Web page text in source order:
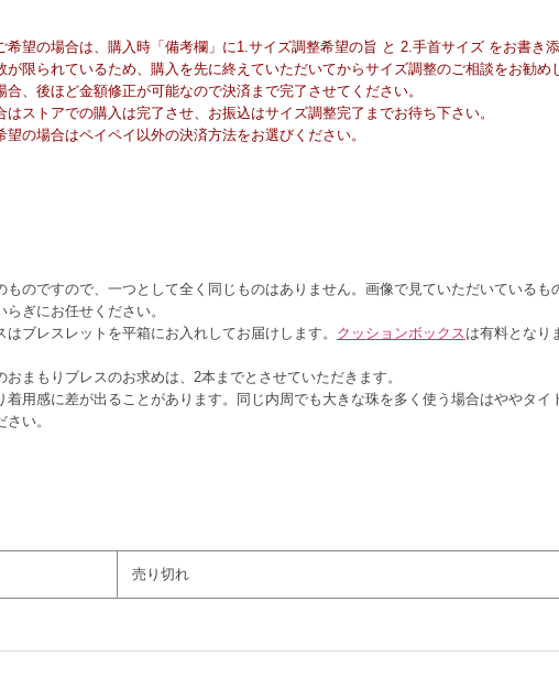
希望の場合は、購入時「備考欄」に1.サイズ調整希望の旨 と 2.手首サイズ をお書き添
が限られているため、購入を先に終えていただいてからサイズ調整のご相談をお勧め
合、後ほど金額修正が可能なので決済まで完了させてください。
はストアでの購入は完了させ、お振込はサイズ調整完了までお待ち下さい。
望の場合はペイペイ以外の決済方法をお選びください。
ものですので、一つとして全く同じものはありません。画像で見ていただいている
らぎにお任せください。
はブレスレットを平箱にお入れしてお届けします。 クッションボックス は有料となり
おまもりブレスのお求めは、2本までとさせていただきます。
着用感に差が出ることがあります。同じ内周でも大きな珠を多く使う場合はややタ
い。
売り切れ